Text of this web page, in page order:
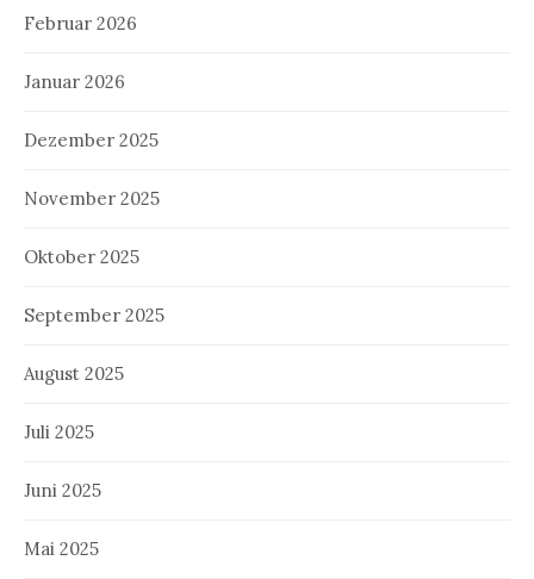
Februar 2026
Januar 2026
Dezember 2025
November 2025
Oktober 2025
September 2025
August 2025
Juli 2025
Juni 2025
Mai 2025